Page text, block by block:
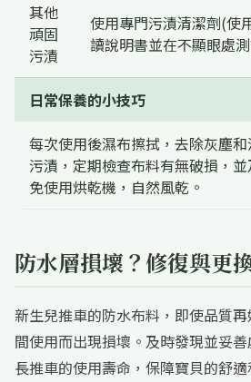
其他
頑固
污漬
使用專門污漬清潔劑(使
讀說明書並在不顯眼處
日常保養的小技巧
每次使用後濕布擦拭，去除灰塵
污漬，定期檢查布料有無破損，
免使用烘乾機，自然風乾。
防水層損壞？修復與更
新生兒推車的防水布料，即使品質
間使用而出現損壞。及時發現並妥
長推車的使用壽命，保障寶貝的舒